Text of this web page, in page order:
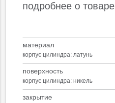
подробнее о товаре
материал
корпус цилиндра: латунь
поверхность
корпус цилиндра: никель
закрытие